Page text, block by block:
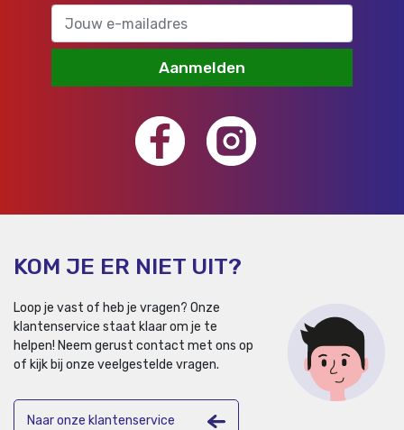
Aanmelden
KOM JE ER NIET UIT?
Loop je vast of heb je vragen? Onze
klantenservice staat klaar om je te
helpen! Neem gerust contact met ons op
of kijk bij onze veelgestelde vragen.
Naar onze klantenservice